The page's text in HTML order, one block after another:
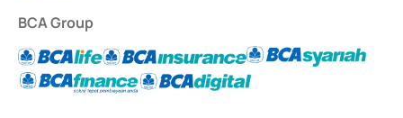
BCA Group